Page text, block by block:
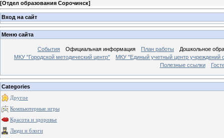
[Отдел образования Сорочинск]
Вход на сайт
Меню сайта
События Официальная информация План работы
Дошкольное
МКУ "Городской методический центр"
МКУ "Единый учетный центр учреждений
Полезные ссылки
Categories
Другое
Компьютерные игры
Красота и здоровье
Люди и блоги